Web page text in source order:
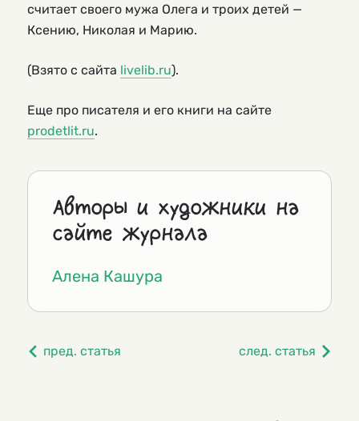
считает своего мужа Олега и троих детей —
Ксению, Николая и Марию.
(Взято с сайта livelib.ru).
Еще про писателя и его книги на сайте
prodetlit.ru.
Авторы и художники на
сайте журнала
Алена Кашура
пред. статья след. статья